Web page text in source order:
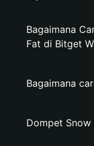
Bagaimana
Fat di Bitget
Bagaimana
Dompet